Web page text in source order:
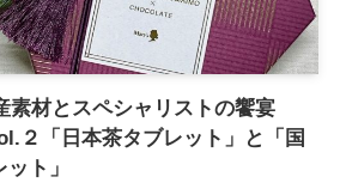
素材とスペシャリストの饗宴
２「日本茶タブレット」と「国
ト」